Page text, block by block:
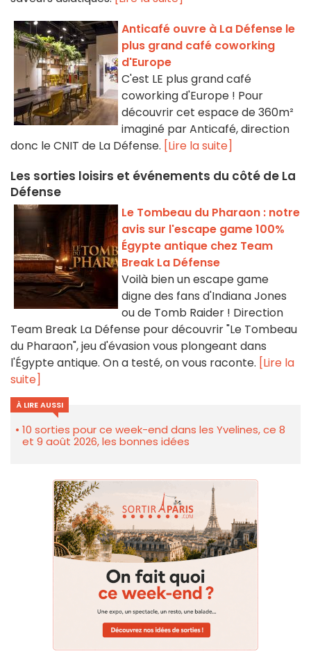
Anticafé ouvre à La Défense le
plus grand café coworking
d'Europe
C'est LE plus grand café
coworking d'Europe ! Pour
découvrir cet espace de 360m²
imaginé par Anticafé, direction
donc le CNIT de La Défense. [Lire la suite]
Les sorties loisirs et événements du côté de La
Défense
Le Tombeau du Pharaon : notre
avis sur l'escape game 100%
Égypte antique chez Team
Break La Défense
Voilà bien un escape game
digne des fans d'Indiana Jones
ou de Tomb Raider ! Direction
Team Break La Défense pour découvrir "Le Tombeau
du Pharaon", jeu d'évasion vous plongeant dans
l'Égypte antique. On a testé, on vous raconte. [Lire la
suite]
À LIRE AUSSI
10 sorties pour ce week-end dans les Yvelines, ce 8
et 9 août 2026, les bonnes idées